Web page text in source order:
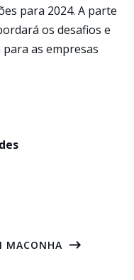
para 2024. A parte
os desafios e
as empresas
MACONHA